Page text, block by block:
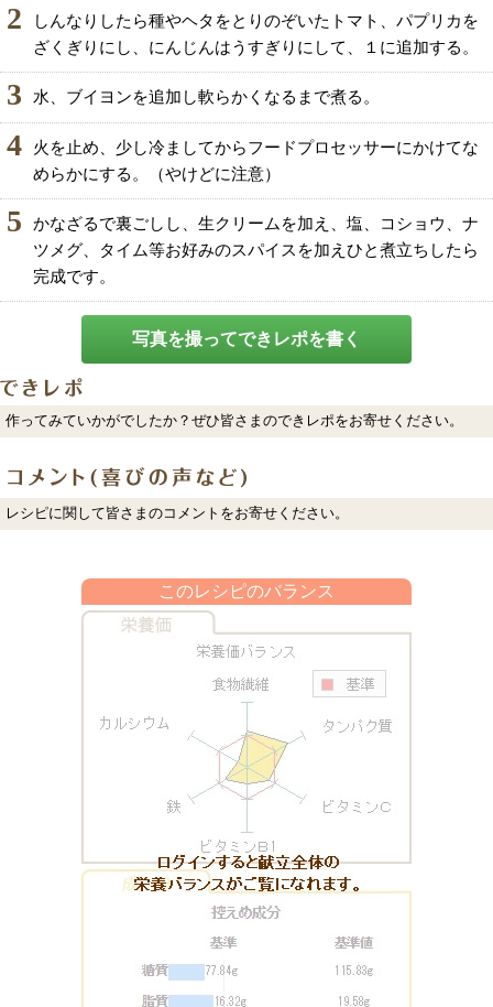
2
しんなりしたら種やヘタをとりのぞいたトマト、パプリカを
ざくぎりにし、にんじんはうすぎりにして、１に追加する。
3 水、ブイヨンを追加し軟らかくなるまで煮る。
4
火を止め、少し冷ましてからフードプロセッサーにかけてな
めらかにする。（やけどに注意）
5
かなざるで裏ごしし、生クリームを加え、塩、コショウ、ナ
ツメグ、タイム等お好みのスパイスを加えひと煮立ちしたら
完成です。
写真を撮ってできレポを書く
作ってみていかがでしたか？ぜひ皆さまのできレポをお寄せください。
レシピに関して皆さまのコメントをお寄せください。
このレシピのバランス